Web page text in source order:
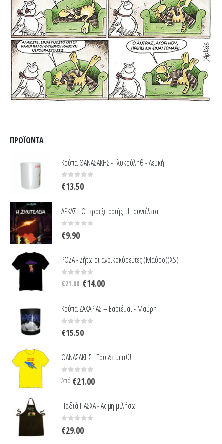
ΠΡΟΪΌΝΤΑ
Κούπα ΘΑΝΑΣΑΚΗΣ - Γλυκούληθ - Λευκή
0out of 5
€13.50
ΑΡΚΑΣ - Ο ιεροεξεταστής - Η συντέλεια
0out of 5
€9.90
ΡΟΖΑ - Ζήτω οι ανοικοκύρευτες (Μαύρο)(XS)
out of 5
€21.00 Original
€21.00.
€14.00Η
είναι:
Κούπα ΖΑΧΑΡΙΑΣ – Βαριέμαι - Μαύρη
0out of 5
€15.50
ΘΑΝΑΣΑΚΗΣ - Του δε μπιτθ!
0 out of 5
Από €21.00
Ποδιά ΠΑΣΧΑ - Ας μη μιλήσω
0out of 5
€29.00